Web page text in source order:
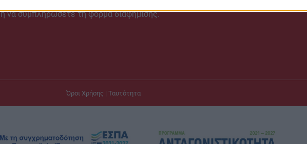
ή να συμπληρώσετε τη φόρμα διαφήμισης.
Όροι Χρήσης | Ταυτότητα